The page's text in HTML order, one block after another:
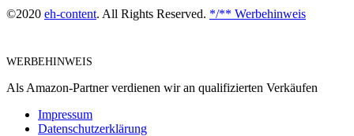
©2020 eh-content. All Rights Reserved. */** Werbehinweis
WERBEHINWEIS
Als Amazon-Partner verdienen wir an qualifizierten Verkäufen
Impressum
Datenschutzerklärung